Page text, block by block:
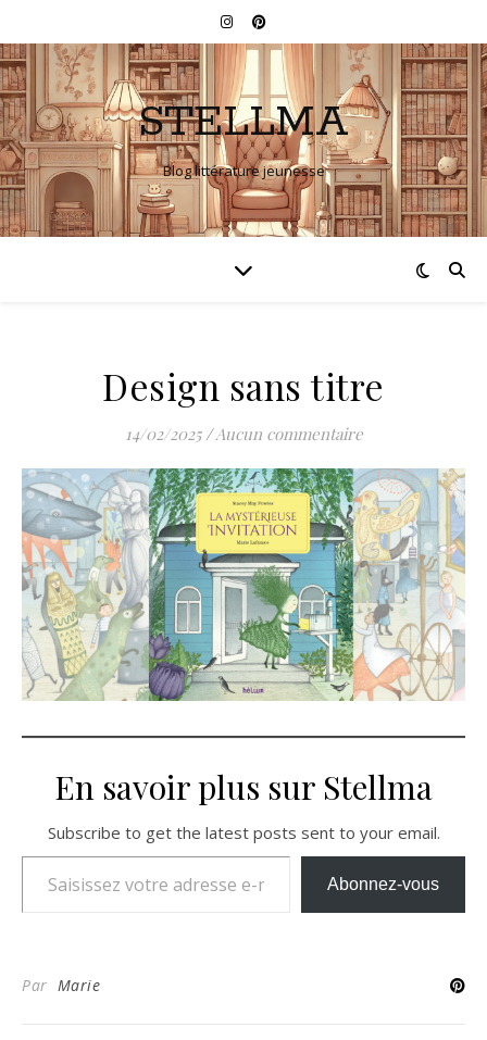
STELLMA
Blog littérature jeunesse
Design sans titre
14/02/2025 /Aucun commentaire
En savoir plus sur Stellma
Subscribe to get the latest posts sent to your email.
Saisissez votre adresse e-mail…
Abonnez-vous
Par Marie